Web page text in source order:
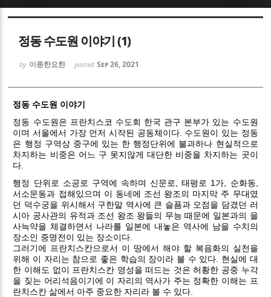
정동 수도원 이야기 (1)
by 이종한요한 posted Sep 26, 2021
정동 수도원 이야기
정동 수도원은 프란치스코 수도회 한국 관구 본부가 있는 수도원
이며 서울에서 가장 먼저 시작된 공동체이다. 수도원이 있는 정동
은 행정 구역상 중구에 있는 한 행정단위에 불과하나 현실적으로
차지하는 비중은 어느 구 못지않게 대단한 비중을 차지하는 곳이
다.
행정 단위로 소공로 구역에 속하며 신문로, 태평로 1가, 순화동,
서소문동과 접해있으며 이 동네에 조선 왕조의 마지막 주 무대였
던 덕수궁을 위시해서 구한말 역사에 큰 슬픔과 오점을 담겼던 러
시아 공사관의 유적과 조선 왕조 왕들의 무능 때문에 일본과의 을
사늑약을 체결하면서 나라를 일본에 내놓은 역사에 남을 수치의
장소인 중명전이 있는 장소이다.
그러기에 프란치스칸으로서 이 땅에서 해야 할 복음화의 실천을
위해 이 자리는 참으로 좋은 학습의 장이라 볼 수 있다. 현실에 대
한 이해도 없이 프란치스칸 영성을 떠드는 것은 허황한 공중 누각
을 짖는 어리석음이기에 이 자리의 역사가 주는 정확한 이해는 프
란치스칸 삶에서 아주 중요한 자리라 볼 수 있다.
Sketchbook5, 스케치북5
Sketchbook5, 스케치북5
Sketchbook5, 스케치북5
Sketchbook5, 스케치북5